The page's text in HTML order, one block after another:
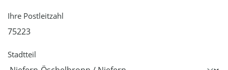
Ihre Postleitzahl
Stadtteil